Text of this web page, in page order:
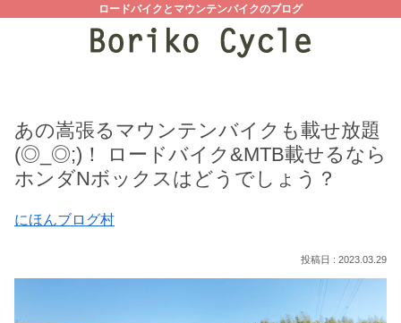
ロードバイクとマウンテンバイクのブログ
あの嵩張るマウンテンバイクも載せ放題
(◎_◎;)！ ロードバイク&MTB載せるなら
ホンダNボックスはどうでしょう？
にほんブログ村
2023.03.29